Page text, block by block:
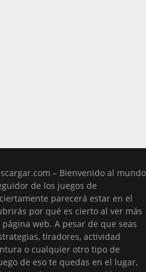
– Bienvenido al
de los juegos de
parecerá estar en el
por qué es cierto al ver más
web. A pesar de que seas
tiradores, actividad
o cualquier otro tipo de
de eso te quedas en el lugar,